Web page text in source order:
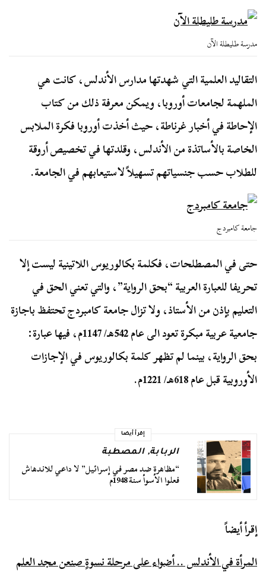
مدرسة طليطلة الآن
التقاليد العلمية التي شهدتها مدارس الأندلس، كانت هي
الملهمة لجامعات أوروبا، ويمكن معرفة ذلك من كتاب
الإحاطة في أخبار غرناطة، حيث أخذت أوروبا فكرة الملابس
الخاصة بالأساتذة من الأندلس، وقلدتها في تخصيص أروقة
للطلاب حسب جنسياتهم تسهيلاً لاستيعابهم في الجامعة.
جامعة كامبردج
حتى في المصطلحات، فكلمة بكالوريوس اللاتينية ليست إلا
تحريفا للعبارة العربية “بحق الرواية”، والتي تعني الحق في
التعليم بإذن من الأستاذ، ولا تزال جامعة كامبردج تحتفظ باجازة
جامعية عربية مبكرة تعود الى عام 542هـ/ 1147م، فيها عبارة:
بحق الرواية، بينما لم تظهر كلمة بكالوريوس في الإجازات
الأوروبية قبل عام 618هـ/ 1221م.
إقرأ أيضا
الربابة,المصطبة
“مظاهرة ضد مصر في إسرائيل” لا داعي للاندهاش
فعلوا الأسوأ سنة 1948م
إقرأ أيضاً
المرأة في الأندلس .. أضواء على مرحلة نسوةٍ صنعن مجد العلم